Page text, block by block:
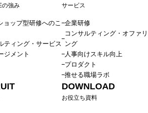
の強み
ョップ型研修へのこ
ティング・サービス
ジメント
サービス
企業研修
コンサルティング・オファリ
ング
人事向けスキル向上
プロダクト
推せる職場ラボ
DOWNLOAD
お役立ち資料